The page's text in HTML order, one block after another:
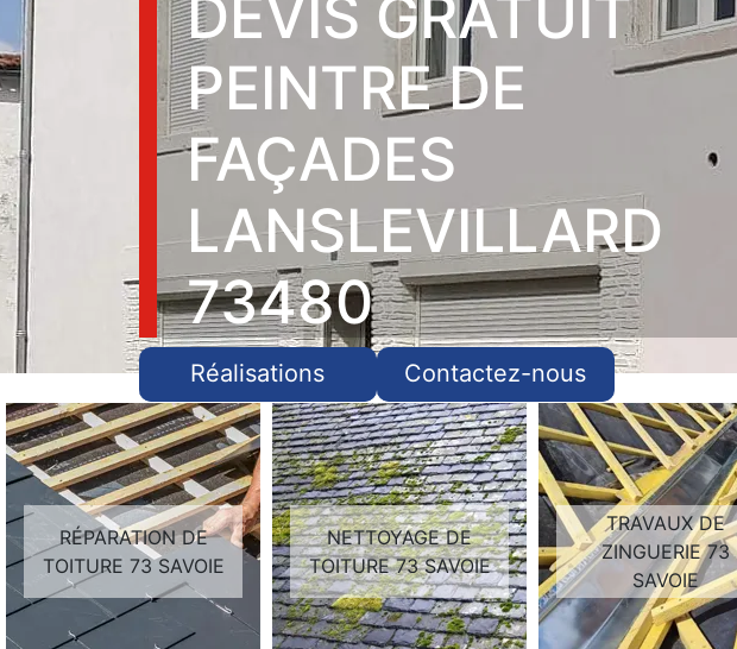
DEVIS GRATUIT
PEINTRE DE
FAÇADES
LANSLEVILLARD
73480
Réalisations Contactez-nous
RÉPARATION DE
TOITURE 73 SAVOIE
NETTOYAGE DE
TOITURE 73 SAVOIE
TRAVAUX DE
ZINGUERIE 73
SAVOIE